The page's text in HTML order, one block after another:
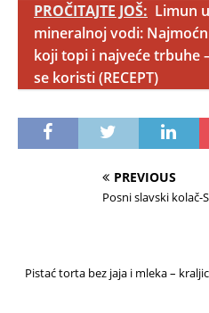
PROČITAJTE JOŠ: Limun u
mineralnoj vodi:
koji topi i najveće trbuhe
se koristi (RECEPT)
PREVIOUS
Posni slavski kolač-
Pistać torta bez jaja i mleka –